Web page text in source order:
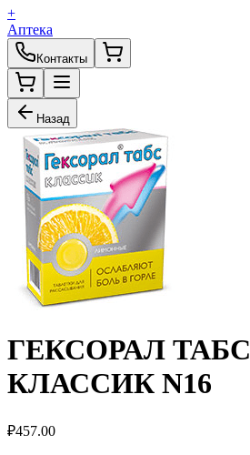
+
Аптека
Контакты
Назад
ГЕКСОРАЛ ТАБС
КЛАССИК N16
₽457.00